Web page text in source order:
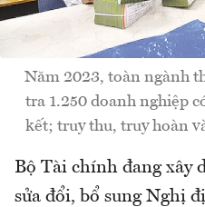
Năm 2023, toàn ngành
tra 1.250 doanh nghiệp
kết; truy thu, truy hoàn
Bộ Tài chính đang xây
sửa đổi, bổ sung Nghị